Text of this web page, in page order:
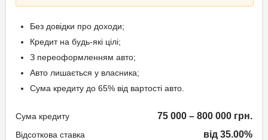
кредиту
На розрахунковий
Без довідки про доходи;
Кредит на будь-які цілі;
З переоформленням авто;
Авто лишається у власника;
Сума кредиту до 65% від вартості авто.
Сума кредиту 75 000 – 800 000 грн.
Відсоткова ставка від 35.00%